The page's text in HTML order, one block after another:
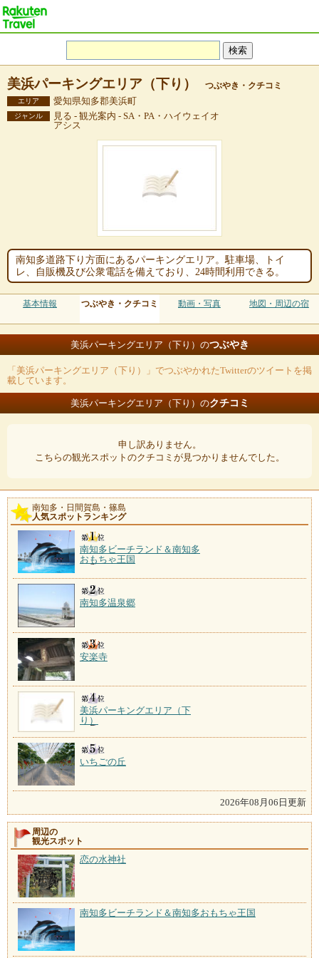
美浜パーキングエリア（下り） つぶやき・クチコミ
エリア 愛知県知多郡美浜町
ジャンル
見る - 観光案内 - SA・PA・ハイウェイオ
アシス
南知多道路下り方面にあるパーキングエリア。駐車場、トイ
レ、自販機及び公衆電話を備えており、24時間利用できる。
基本情報 つぶやき・クチコミ 動画・写真 地図・周辺の宿
美浜パーキングエリア（下り）のつぶやき
「美浜パーキングエリア（下り）」でつぶやかれたTwitterのツイートを掲
載しています。
美浜パーキングエリア（下り）のクチコミ
申し訳ありません。
こちらの観光スポットのクチコミが見つかりませんでした。
南知多・日間賀島・篠島
人気スポットランキング
南知多ビーチランド＆南知多
おもちゃ王国
南知多温泉郷
安楽寺
美浜パーキングエリア（下
り）
いちごの丘
2026年08月06日更新
周辺の
観光スポット
恋の水神社
南知多ビーチランド＆南知多おもちゃ王国